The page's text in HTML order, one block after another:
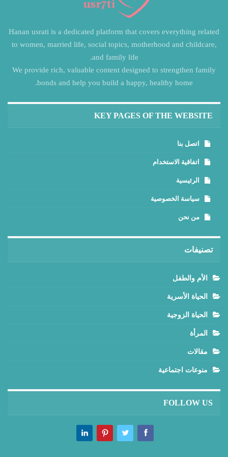
Hanan usrati is a dedicated platform that covers everything related
to women, married life, social topics, motherhood and childcare,
and family life.
We provide rich, valuable content designed to strengthen family
bonds and help you build a happy, healthy home.
KEY PAGES OF THE WEBSITE
اتصل بنا
اتفاقية الاستخدام
الرئيسية
سياسة الخصوصية
من نحن
تصنيفات
الأم والطفل
الحياة الأسرية
الحياة الزوجية
المرأة
مقالات
منوعات اجتماعية
FOLLOW US